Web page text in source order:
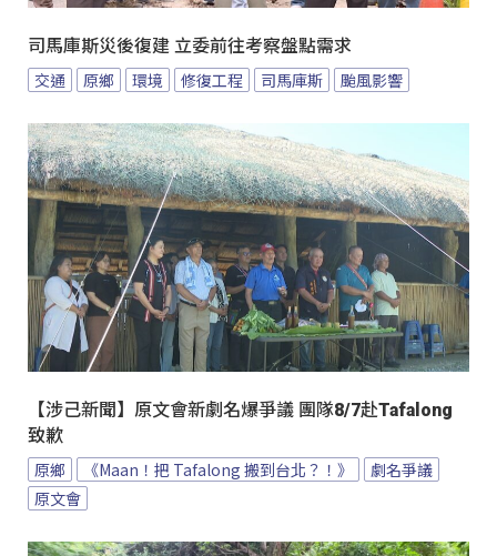
司馬庫斯災後復建 立委前往考察盤點需求
交通 原鄉 環境 修復工程 司馬庫斯 颱風影響
【涉己新聞】原文會新劇名爆爭議 團隊8/7赴Tafalong
致歉
原鄉 《Maan！把 Tafalong 搬到台北？！》
劇名爭議
原文會